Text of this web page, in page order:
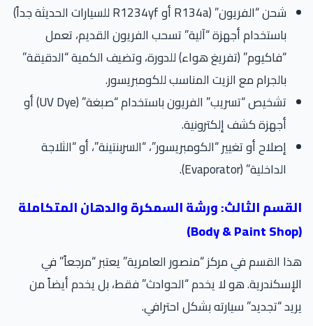
شحن “الفريون” (R134a أو R1234yf للسيارات الحديثة جداً)
باستخدام أجهزة “آلية” تسحب الفريون القديم، تعمل
“فاكيوم” (تفريغ هواء) للدورة، وتضيف الكمية “الدقيقة”
بالجرام مع الزيت المناسب للكومبريسور.
تشخيص “تسريب” الفريون باستخدام “صبغة” (UV Dye) أو
أجهزة كشف إلكترونية.
إصلاح أو تغيير “الكومبريسور”، “السربنتينة”، أو “الثلاجة
الداخلية” (Evaporator).
الثالث: ورشة السمكرة والدهان المتكاملة
القسم في مركز “منصور العامرية” يعتبر “مرجعاً” في
هو لا يخدم “الحوادث” فقط، بل يخدم أيضاً من
“تجديد” سيارته بشكل احترافي.